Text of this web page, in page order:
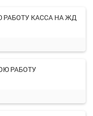
РАБОТУ КАССА НА ЖД
РАБОТУ